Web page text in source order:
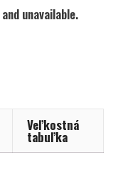
unavailable.
Veľkostná
tabuľka